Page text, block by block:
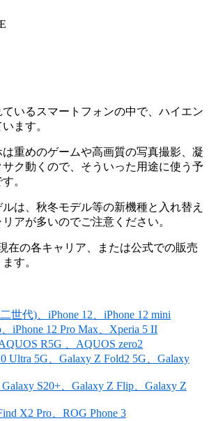
いるスマートフォンの中で、ハイエン
ます。
重めのゲームや高画質の写真撮影、凝
ク動くので、そういった用途に使う予
。
は、秋冬モデル等の新機種と入れ替え
アが多いのでご注意ください。
在の各キャリア、または公式での販売
す。
世代)、iPhone 12、iPhone 12 mini
、iPhone 12 Pro Max、Xperia 5 II
R5G 、AQUOS zero2
Ultra 5G、Galaxy Z Fold2 5G、Galaxy
S20+、Galaxy Z Flip、Galaxy Z
X2 Pro、ROG Phone 3